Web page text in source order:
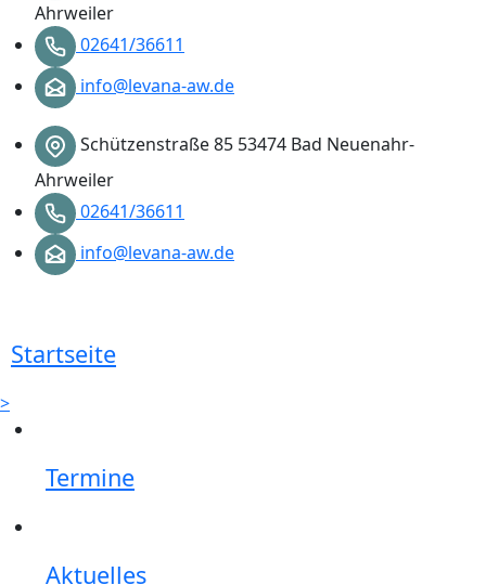
Ahrweiler
02641/36611
info@levana-aw.de
Schützenstraße 85 53474 Bad Neuenahr-
Ahrweiler
02641/36611
info@levana-aw.de
Startseite
>
Termine
Aktuelles